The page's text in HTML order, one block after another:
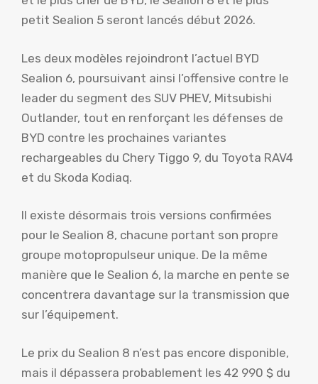
petit Sealion 5 seront lancés début 2026.
Les deux modèles rejoindront l’actuel BYD
Sealion 6, poursuivant ainsi l’offensive contre le
leader du segment des SUV PHEV, Mitsubishi
Outlander, tout en renforçant les défenses de
BYD contre les prochaines variantes
rechargeables du Chery Tiggo 9, du Toyota RAV4
et du Skoda Kodiaq.
Il existe désormais trois versions confirmées
pour le Sealion 8, chacune portant son propre
groupe motopropulseur unique. De la même
manière que le Sealion 6, la marche en pente se
concentrera davantage sur la transmission que
sur l’équipement.
Le prix du Sealion 8 n’est pas encore disponible,
mais il dépassera probablement les 42 990 $ du